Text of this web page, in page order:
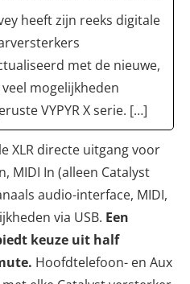
heeft zijn reeks digitale
met de nieuwe,
mogelijkheden
VYPYR X serie. […]
XLR directe uitgang voor
MIDI In (alleen Catalyst
audio-interface, MIDI,
via USB. Een
keuze uit half
Hoofdtelefoon- en Aux